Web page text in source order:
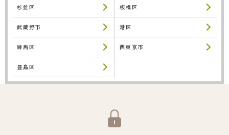
杉並区 板橋区
武蔵野市 港区
練馬区 西東京市
豊島区